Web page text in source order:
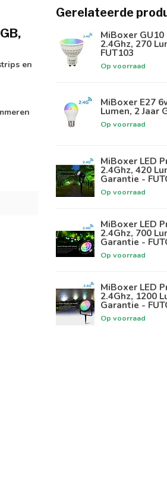
en
Gerelateerde
MiBoxer GU10
2.4Ghz, 270
FUT103
Op voorraad
MiBoxer E27
Lumen, 2 Jaar
Op voorraad
MiBoxer LED
2.4Ghz, 420
Garantie -
Op voorraad
MiBoxer LED
2.4Ghz, 700
Garantie -
Op voorraad
MiBoxer LED
2.4Ghz, 1200
Garantie -
Op voorraad